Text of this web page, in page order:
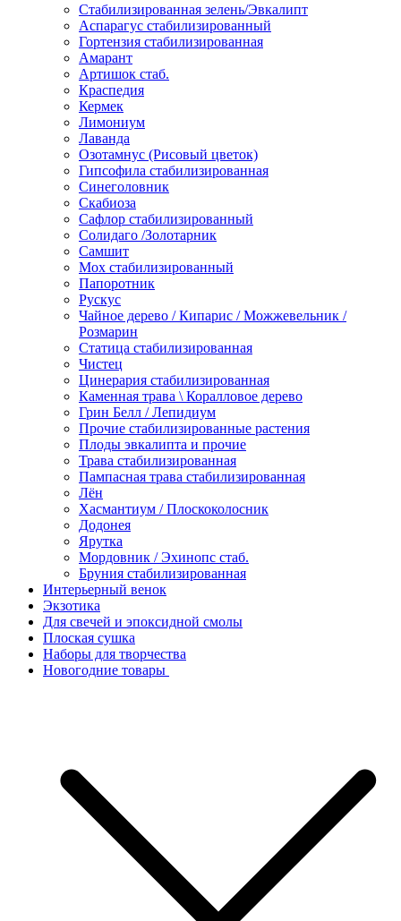
Стабилизированная зелень/Эвкалипт
Аспарагус стабилизированный
Гортензия стабилизированная
Амарант
Артишок стаб.
Краспедия
Кермек
Лимониум
Лаванда
Озотамнус (Рисовый цветок)
Гипсофила стабилизированная
Синеголовник
Скабиоза
Сафлор стабилизированный
Солидаго /Золотарник
Самшит
Мох стабилизированный
Папоротник
Рускус
Чайное дерево / Кипарис / Можжевельник /
Розмарин
Статица стабилизированная
Чистец
Цинерария стабилизированная
Каменная трава \ Коралловое дерево
Грин Белл / Лепидиум
Прочие стабилизированные растения
Плоды эвкалипта и прочие
Трава стабилизированная
Пампасная трава стабилизированная
Лён
Хасмантиум / Плоскоколосник
Додонея
Ярутка
Мордовник / Эхинопс стаб.
Бруния стабилизированная
Интерьерный венок
Экзотика
Для свечей и эпоксидной смолы
Плоская сушка
Наборы для творчества
Новогодние товары